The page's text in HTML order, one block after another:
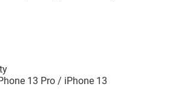
13 Pro / iPhone 13